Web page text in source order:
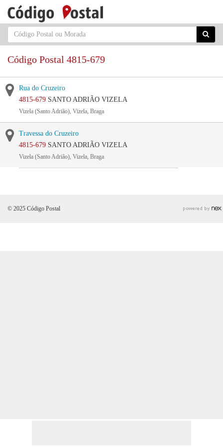
Código Postal 4815-679
Rua do Cruzeiro
4815-679 SANTO ADRIÃO VIZELA
Vizela (Santo Adrião), Vizela, Braga
Travessa do Cruzeiro
4815-679 SANTO ADRIÃO VIZELA
Vizela (Santo Adrião), Vizela, Braga
© 2025 Código Postal